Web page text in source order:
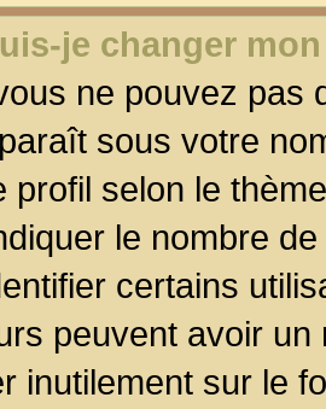
je changer
ne pouvez pas
sous votre
profil selon le
le nombre
certains
peuvent avoir
inutilement sur le